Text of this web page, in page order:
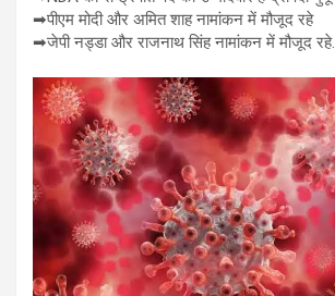
➡पीएम मोदी और अमित शाह नामांकन में मौजूद रहे
➡जेपी नड्डा और राजनाथ सिंह नामांकन में मौजूद रहे.